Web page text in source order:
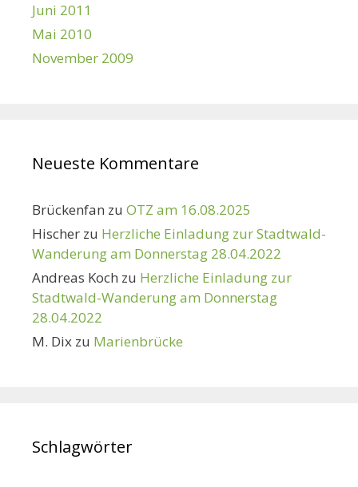
Juni 2011
Mai 2010
November 2009
Neueste Kommentare
Brückenfan zu OTZ am 16.08.2025
Hischer zu Herzliche Einladung zur Stadtwald-
Wanderung am Donnerstag 28.04.2022
Andreas Koch zu Herzliche Einladung zur
Stadtwald-Wanderung am Donnerstag
28.04.2022
M. Dix zu Marienbrücke
Schlagwörter